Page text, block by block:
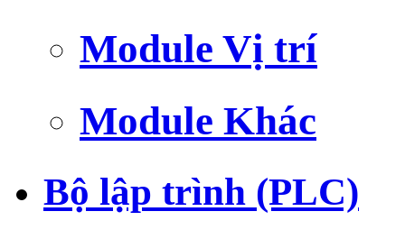
Module Vị trí
Module Khác
Bộ lập trình (PLC)